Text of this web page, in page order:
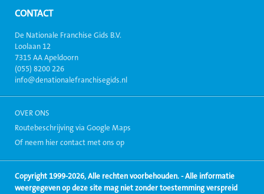
CONTACT
De Nationale Franchise Gids B.V.
Loolaan 12
7315 AA Apeldoorn
(055) 8200 226
info@denationalefranchisegids.nl
OVER ONS
Routebeschrijving via Google Maps
Of neem hier contact met ons op
Copyright 1999-2026, Alle rechten voorbehouden. - Alle informatie
weergegeven op deze site mag niet zonder toestemming verspreid